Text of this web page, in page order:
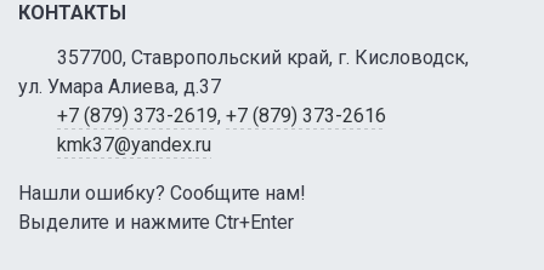
КОНТАКТЫ
357700, Ставропольский край, г. Кисловодск,
ул. Умара Алиева, д.37
+7 (879) 373-2619, +7 (879) 373-2616
kmk37@yandex.ru
Нашли ошибку? Сообщите нам!
Выделите и нажмите Ctr+Enter